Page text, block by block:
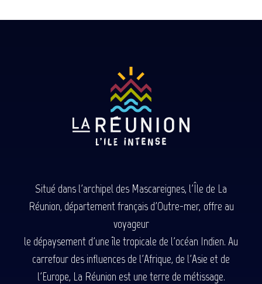
Situé dans l'archipel des Mascareignes, l'Île de La
Réunion, département français d'Outre-mer, offre au
voyageur
le dépaysement d'une île tropicale de l'océan Indien. Au
carrefour des influences de l'Afrique, de l'Asie et de
l'Europe, La Réunion est une terre de métissage.